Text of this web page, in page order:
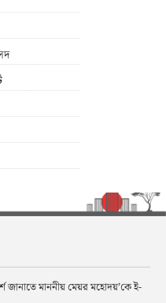
মাননীয় মেয়র মহোদয়’কে ই-